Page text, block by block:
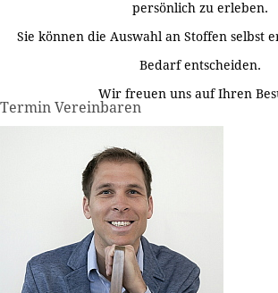
persönlich zu erleben.
Sie können die Auswahl an Stoffen selbst
Bedarf entscheiden.
Wir freuen uns auf Ihren
Termin Vereinbaren